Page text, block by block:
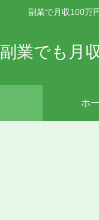
副業で月収100万
副業でも月
ホ